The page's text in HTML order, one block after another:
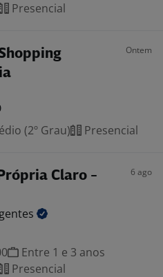
Presencial
Ontem
(2º Grau) Presencial
Claro -
6 ago
Entre 1 e 3 anos
Presencial